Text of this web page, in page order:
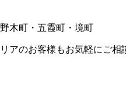
木町・五霞町・境町
アのお客様もお気軽にご相